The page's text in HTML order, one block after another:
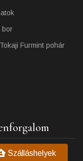
bor
Furmint pohár
Szálláshelyek